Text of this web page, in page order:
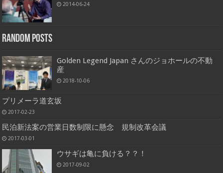
2014-06-24
Random Posts
Golden Legend Japan さんのジョホールの不動
産
2018-10-06
プリメーラ道玄坂
2017-02-23
民泊新法案の営業日数制限に懸念 規制改革会議
2017-03-01
ウサギは亀に負ける？？！
2017-09-02